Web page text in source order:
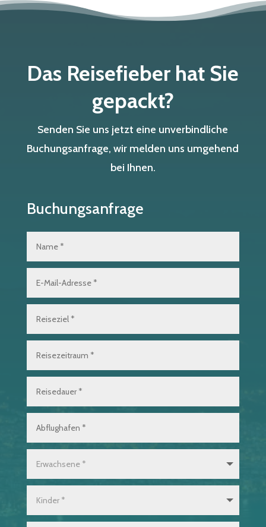
Das Reisefieber hat Sie
gepackt?
Senden Sie uns jetzt eine unverbindliche
Buchungsanfrage, wir melden uns umgehend
bei Ihnen.
Buchungsanfrage